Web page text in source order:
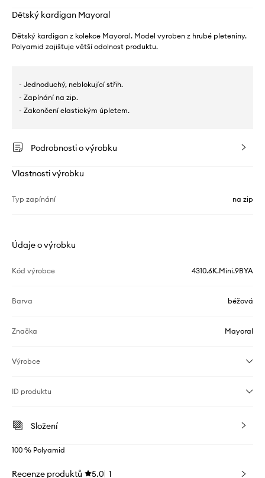
Dětský kardigan Mayoral
Dětský kardigan z kolekce Mayoral. Model vyroben z hrubé pleteniny.
Polyamid zajišťuje větší odolnost produktu.
- Jednoduchý, neblokující střih.
- Zapínání na zip.
- Zakončení elastickým úpletem.
Podrobnosti o výrobku
Vlastnosti výrobku
Typ zapínání na zip
Údaje o výrobku
Kód výrobce 4310.6K.Mini.9BYA
Barva béžová
Značka Mayoral
Výrobce
ID produktu
Složení
100 % Polyamid
Recenze produktů 5.0 1